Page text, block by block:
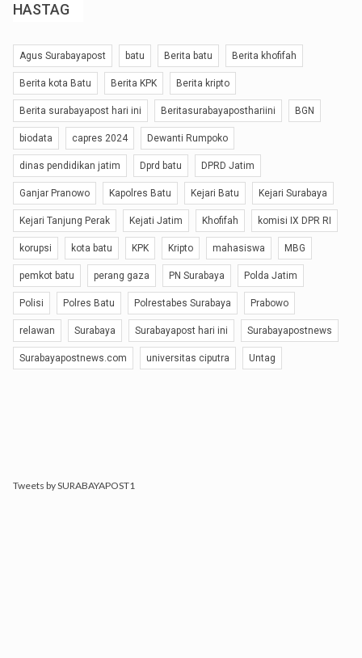
HASTAG
Agus Surabayapost batu Berita batu Berita khofifah
Berita kota Batu Berita KPK Berita kripto
Berita surabayapost hari ini Beritasurabayaposthariini BGN
biodata capres 2024 Dewanti Rumpoko
dinas pendidikan jatim Dprd batu DPRD Jatim
Ganjar Pranowo Kapolres Batu Kejari Batu Kejari Surabaya
Kejari Tanjung Perak Kejati Jatim Khofifah komisi IX DPR RI
korupsi kota batu KPK Kripto mahasiswa MBG
pemkot batu perang gaza PN Surabaya Polda Jatim
Polisi Polres Batu Polrestabes Surabaya Prabowo
relawan Surabaya Surabayapost hari ini Surabayapostnews
Surabayapostnews.com universitas ciputra Untag
Tweets by SURABAYAPOST1